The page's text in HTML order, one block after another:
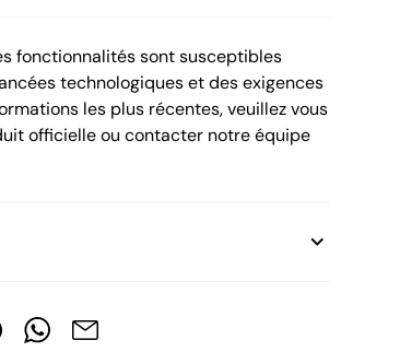
fonctionnalités sont susceptibles
technologiques et des exigences
les plus récentes, veuillez vous
officielle ou contacter notre équipe